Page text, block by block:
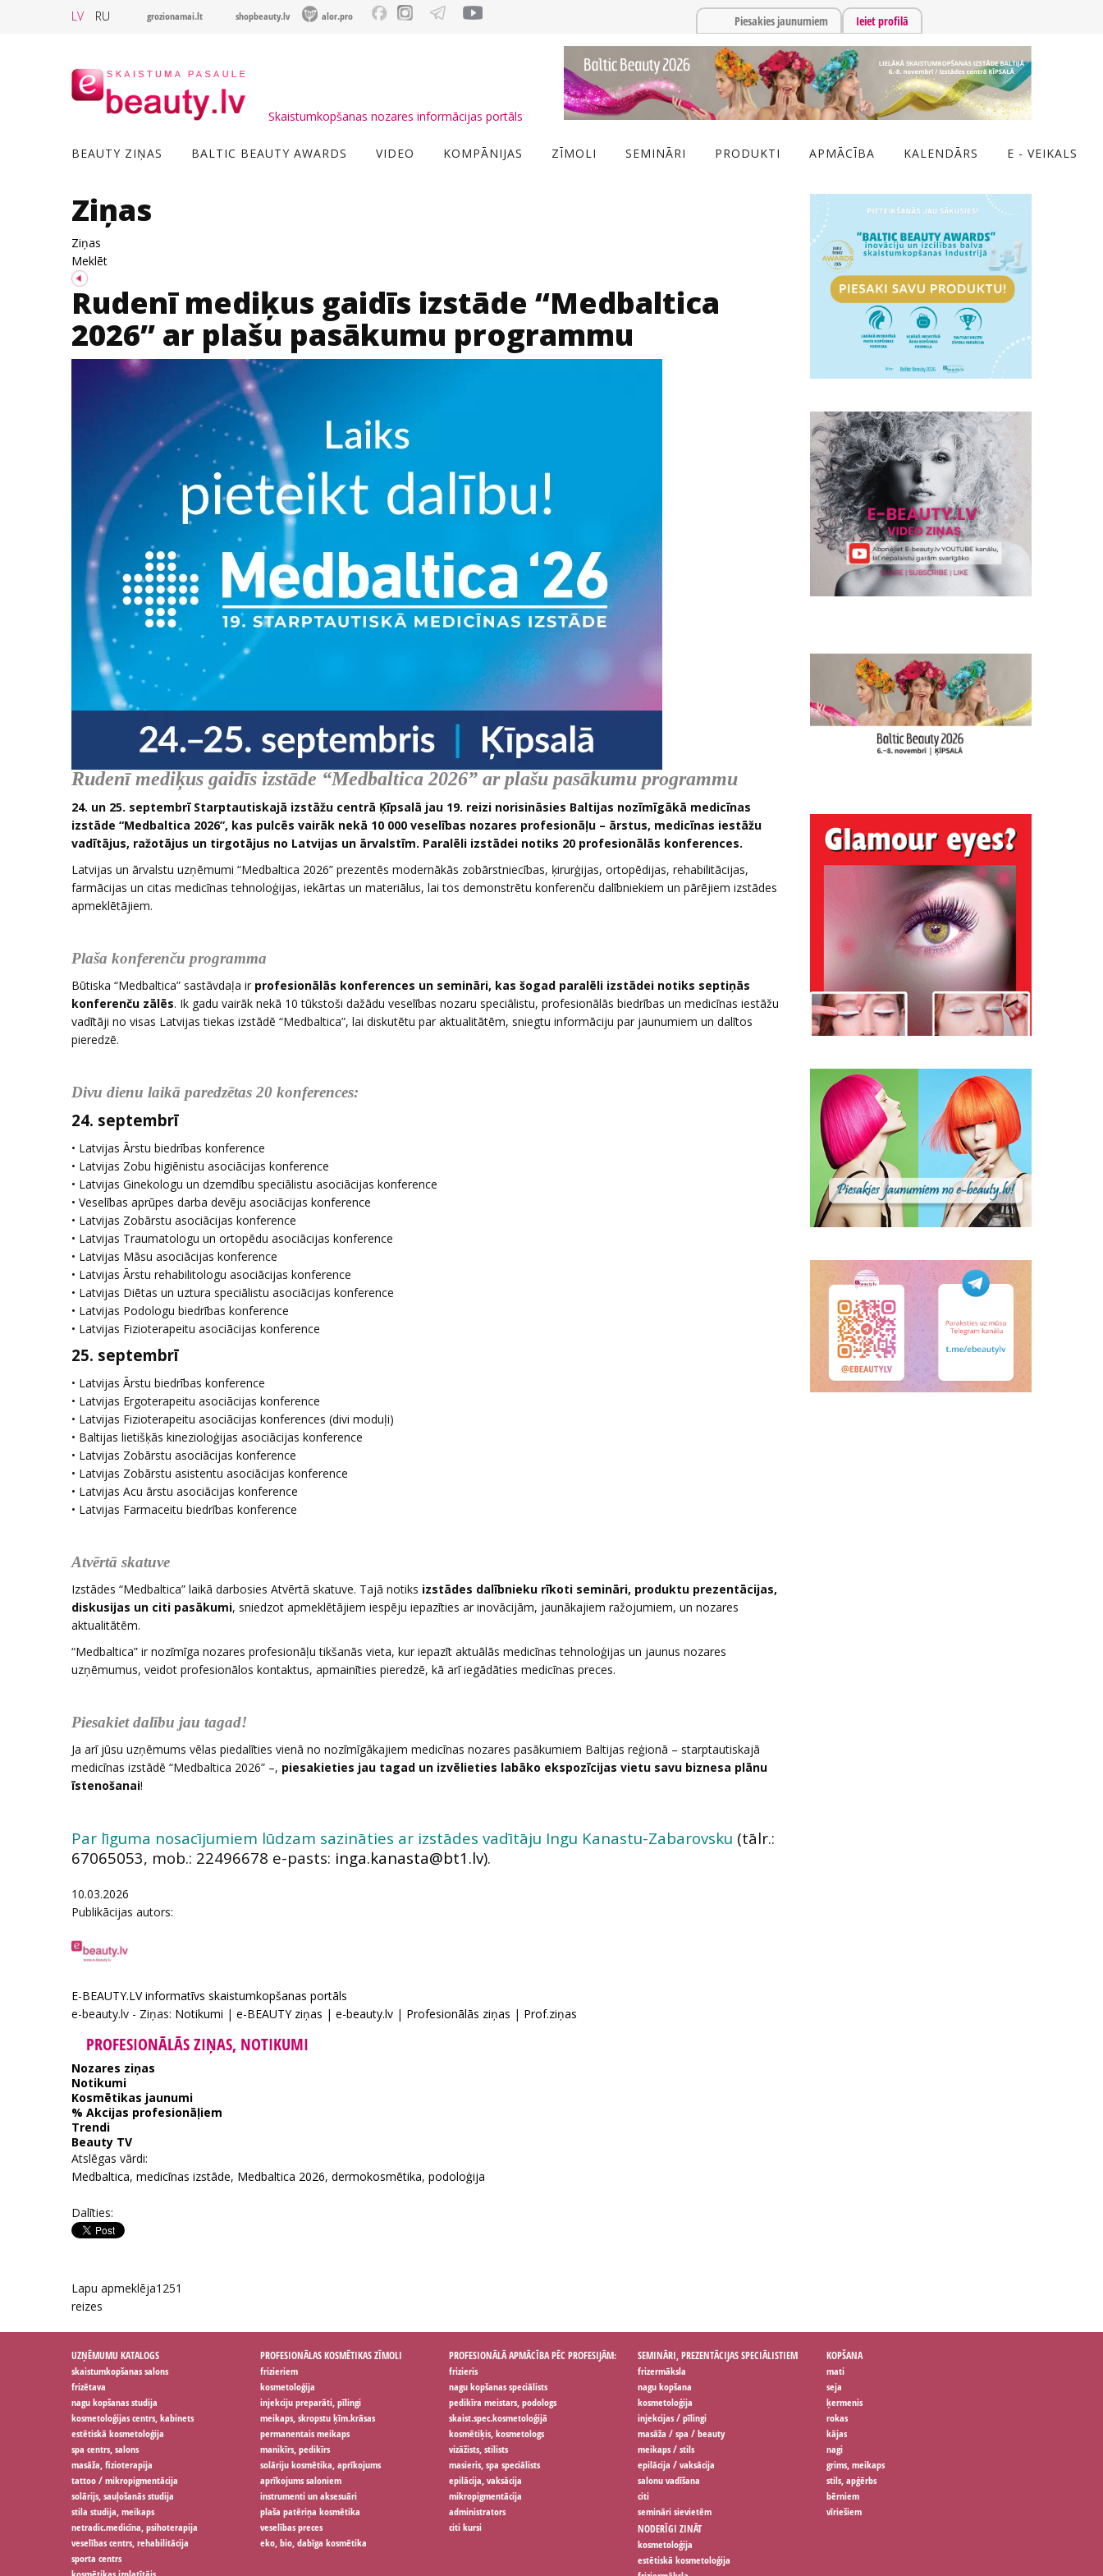
LV RU grozionamai.lt shopbeauty.lv alor.pro Piesakies jaunumiem Ieiet profilā
Skaistumkopšanas nozares informācijas portāls
BEAUTY ZIŅAS BALTIC BEAUTY AWARDS VIDEO KOMPĀNIJAS ZĪMOLI SEMINĀRI PRODUKTI APMĀCĪBA KALENDĀRS E - VEIKALS
Ziņas
Ziņas
Meklēt
Rudenī mediķus gaidīs izstāde “Medbaltica
2026” ar plašu pasākumu programmu
Rudenī mediķus gaidīs izstāde “Medbaltica 2026” ar plašu pasākumu programmu
24. un 25. septembrī Starptautiskajā izstāžu centrā Ķīpsalā jau 19. reizi norisināsies Baltijas nozīmīgākā medicīnas
izstāde “Medbaltica 2026”, kas pulcēs vairāk nekā 10 000 veselības nozares profesionāļu – ārstus, medicīnas iestāžu
vadītājus, ražotājus un tirgotājus no Latvijas un ārvalstīm. Paralēli izstādei notiks 20 profesionālās konferences.
Latvijas un ārvalstu uzņēmumi “Medbaltica 2026” prezentēs modernākās zobārstniecības, ķirurģijas, ortopēdijas, rehabilitācijas,
farmācijas un citas medicīnas tehnoloģijas, iekārtas un materiālus, lai tos demonstrētu konferenču dalībniekiem un pārējiem izstādes
apmeklētājiem.
Plaša konferenču programma
Būtiska “Medbaltica” sastāvdaļa ir profesionālās konferences un semināri, kas šogad paralēli izstādei notiks septiņās
konferenču zālēs. Ik gadu vairāk nekā 10 tūkstoši dažādu veselības nozaru speciālistu, profesionālās biedrības un medicīnas iestāžu
vadītāji no visas Latvijas tiekas izstādē “Medbaltica”, lai diskutētu par aktualitātēm, sniegtu informāciju par jaunumiem un dalītos
pieredzē.
Divu dienu laikā paredzētas 20 konferences:
24. septembrī
• Latvijas Ārstu biedrības konference
• Latvijas Zobu higiēnistu asociācijas konference
• Latvijas Ginekologu un dzemdību speciālistu asociācijas konference
• Veselības aprūpes darba devēju asociācijas konference
• Latvijas Zobārstu asociācijas konference
• Latvijas Traumatologu un ortopēdu asociācijas konference
• Latvijas Māsu asociācijas konference
• Latvijas Ārstu rehabilitologu asociācijas konference
• Latvijas Diētas un uztura speciālistu asociācijas konference
• Latvijas Podologu biedrības konference
• Latvijas Fizioterapeitu asociācijas konference
25. septembrī
• Latvijas Ārstu biedrības konference
• Latvijas Ergoterapeitu asociācijas konference
• Latvijas Fizioterapeitu asociācijas konferences (divi moduļi)
• Baltijas lietišķās kinezioloģijas asociācijas konference
• Latvijas Zobārstu asociācijas konference
• Latvijas Zobārstu asistentu asociācijas konference
• Latvijas Acu ārstu asociācijas konference
• Latvijas Farmaceitu biedrības konference
Atvērtā skatuve
Izstādes “Medbaltica” laikā darbosies Atvērtā skatuve. Tajā notiks izstādes dalībnieku rīkoti semināri, produktu prezentācijas,
diskusijas un citi pasākumi, sniedzot apmeklētājiem iespēju iepazīties ar inovācijām, jaunākajiem ražojumiem, un nozares
aktualitātēm.
“Medbaltica” ir nozīmīga nozares profesionāļu tikšanās vieta, kur iepazīt aktuālās medicīnas tehnoloģijas un jaunus nozares
uzņēmumus, veidot profesionālos kontaktus, apmainīties pieredzē, kā arī iegādāties medicīnas preces.
Piesakiet dalību jau tagad!
Ja arī jūsu uzņēmums vēlas piedalīties vienā no nozīmīgākajiem medicīnas nozares pasākumiem Baltijas reģionā – starptautiskajā
medicīnas izstādē “Medbaltica 2026” –, piesakieties jau tagad un izvēlieties labāko ekspozīcijas vietu savu biznesa plānu
īstenošanai!
Par līguma nosacījumiem lūdzam sazināties ar izstādes vadītāju Ingu Kanastu-Zabarovsku (tālr.:
67065053, mob.: 22496678 e-pasts:
).
10.03.2026
Publikācijas autors:
E-BEAUTY.LV informatīvs skaistumkopšanas portāls
e-beauty.lv - Ziņas: Notikumi | e-BEAUTY ziņas | e-beauty.lv | Profesionālās ziņas | Prof.ziņas
PROFESIONĀLĀS ZIŅAS, NOTIKUMI
Nozares ziņas
Notikumi
Kosmētikas jaunumi
% Akcijas profesionāļiem
Trendi
Beauty TV
Atslēgas vārdi:
Medbaltica, medicīnas izstāde, Medbaltica 2026, dermokosmētika, podoloģija
Dalīties:
Lapu apmeklēja1251
reizes
UZŅĒMUMU KATALOGS
skaistumkopšanas salons
frizētava
nagu kopšanas studija
kosmetoloģijas centrs, kabinets
estētiskā kosmetoloģija
spa centrs, salons
masāža, fizioterapija
tattoo / mikropigmentācija
solārijs, sauļošanās studija
stila studija, meikaps
netradic.medicīna, psihoterapija
veselības centrs, rehabilitācija
sporta centrs
PROFESIONĀLAS KOSMĒTIKAS ZĪMOLI
frizieriem
kosmetoloģija
injekciju preparāti, pīlingi
meikaps, skropstu ķīm.krāsas
permanentais meikaps
manikīrs, pedikīrs
solāriju kosmētika, aprīkojums
aprīkojums saloniem
instrumenti un aksesuāri
plaša patēriņa kosmētika
veselības preces
eko, bio, dabīga kosmētika
PROFESIONĀLĀ APMĀCĪBA PĒC PROFESIJĀM:
frizieris
nagu kopšanas speciālists
pedikīra meistars, podologs
skaist.spec.kosmetoloģijā
kosmētiķis, kosmetologs
vizāžists, stilists
masieris, spa speciālists
epilācija, vaksācija
mikropigmentācija
administrators
citi kursi
SEMINĀRI, PREZENTĀCIJAS SPECIĀLISTIEM
frizermāksla
nagu kopšana
kosmetoloģija
injekcijas / pīlingi
masāža / spa / beauty
meikaps / stils
epilācija / vaksācija
salonu vadīšana
citi
semināri sievietēm
KOPŠANA
mati
seja
ķermenis
rokas
kājas
nagi
grims, meikaps
stils, apģērbs
bērniem
vīriešiem
NODERĪGI ZINĀT
kosmetoloģija
estētiskā kosmetoloģija